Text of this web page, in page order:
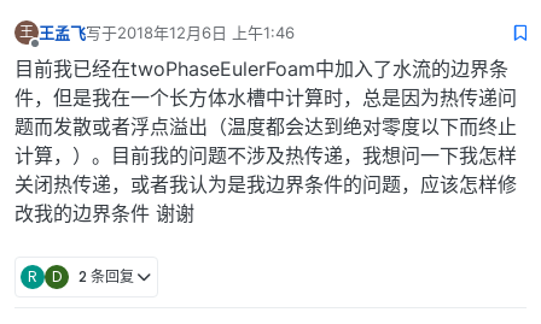
王
离线
王孟飞写于2018年12月6日 上午1:46
最后由 编辑
目前我已经在twoPhaseEulerFoam中加入了水流的边界条
件，但是我在一个长方体水槽中计算时，总是因为热传递问
题而发散或者浮点溢出（温度都会达到绝对零度以下而终止
计算，）。目前我的问题不涉及热传递，我想问一下我怎样
关闭热传递，或者我认为是我边界条件的问题，应该怎样修
改我的边界条件 谢谢
R D 2 条回复